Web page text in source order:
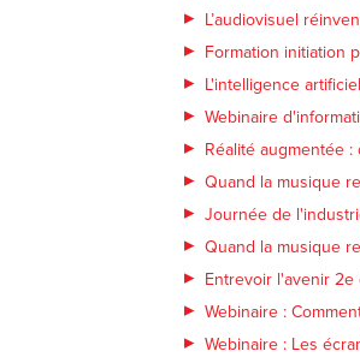
L’audiovisuel
Formation initiation
L'intelligence
Webinaire
Réalité augmentée
Quand la musique
Journée de
Quand la musique
Entrevoir l'avenir 2e
Webinaire :
Webinaire : Les